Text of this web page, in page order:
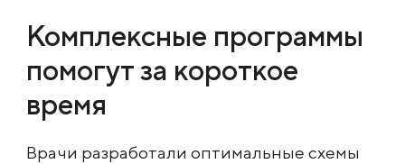
Комплексные программы
помогут за короткое
время
Врачи разработали оптимальные схемы